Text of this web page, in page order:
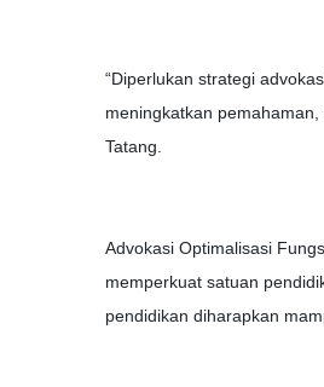
“Diperlukan strategi
meningkatkan
Tatang.
Advokasi Optimalisasi
memperkuat satuan
pendidikan diharapkan